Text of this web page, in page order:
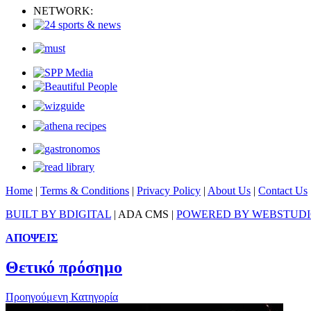
NETWORK:
Home | Terms & Conditions | Privacy Policy | About Us | Contact Us
BUILT BY BDIGITAL | ADA CMS | POWERED BY
ΑΠΟΨΕΙΣ
Θετικό πρόσημο
Προηγούμενη Κατηγορία